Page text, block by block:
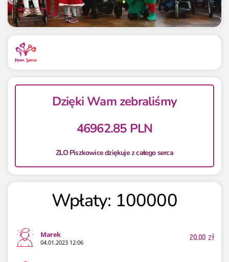
Mamy już
46 962.85 zł
Potrzebujemy
46.96%
Dzięki Wam zebraliśmy
46962.85 PLN
ZLO Piszkowice dziękuje z całego serca
Wpłaty: 100000
Marek
04.01.2023 12:06 20.00 zł